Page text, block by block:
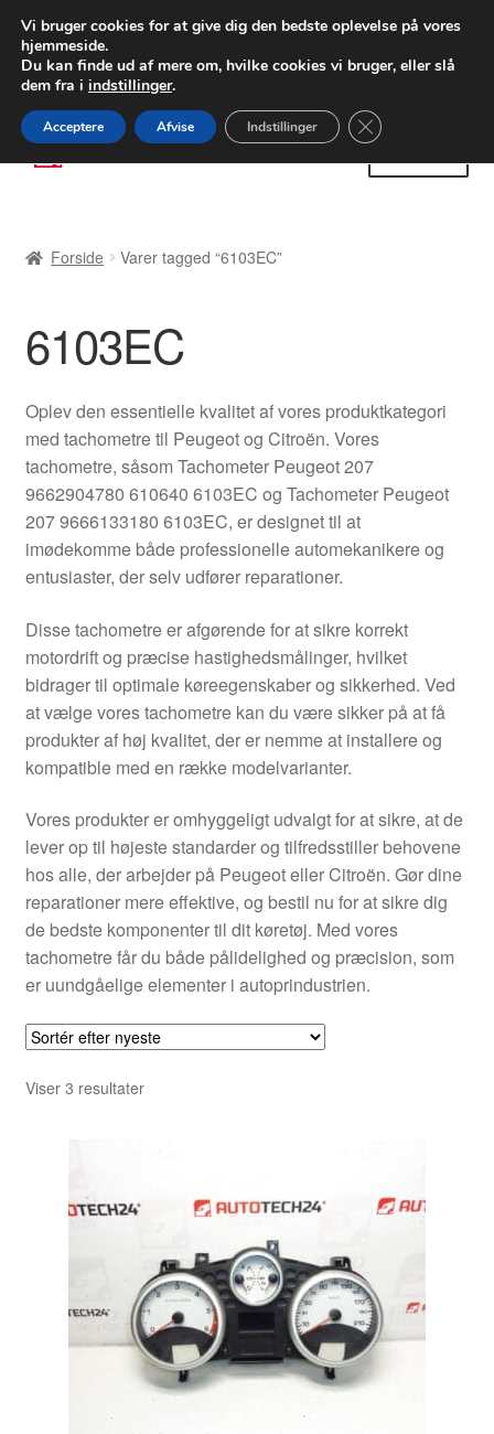
LEVERING fra 55 kr.
FEDEX verdensomspændende forsendelse
80 82 72 02
Spring
til
Spring
til
Betalinger
Kasse
Klageprocedure
Kontakte
Kurv
Levering
Min Konto
Om os
Vilkår og betingelser
Forside Varer tagged “6103EC”
6103EC
Oplev den essentielle kvalitet af vores produktkategori
med tachometre til Peugeot og Citroën. Vores
tachometre, såsom Tachometer Peugeot 207
9662904780 610640 6103EC og Tachometer Peugeot
207 9666133180 6103EC, er designet til at
imødekomme både professionelle automekanikere og
entusiaster, der selv udfører reparationer.
Disse tachometre er afgørende for at sikre korrekt
motordrift og præcise hastighedsmålinger, hvilket
bidrager til optimale køreegenskaber og sikkerhed. Ved
at vælge vores tachometre kan du være sikker på at få
produkter af høj kvalitet, der er nemme at installere og
kompatible med en række modelvarianter.
Vores produkter er omhyggeligt udvalgt for at sikre, at de
lever op til højeste standarder og tilfredsstiller behovene
hos alle, der arbejder på Peugeot eller Citroën. Gør dine
reparationer mere effektive, og bestil nu for at sikre dig
de bedste komponenter til dit køretøj. Med vores
tachometre får du både pålidelighed og præcision, som
er uundgåelige elementer i autoprindustrien.
Viser 3 resultaterSorteret
Vi bruger cookies for at give dig den bedste oplevelse på vores
hjemmeside.
Du kan finde ud af mere om, hvilke cookies vi bruger, eller slå
dem fra i indstillinger.
Acceptere Afvise Indstillinger Close GDPR